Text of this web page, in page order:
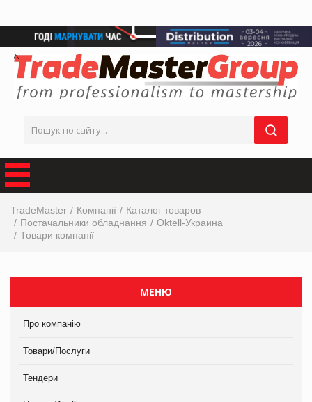
TradeMaster Компанії
Каталог товаров
Постачальники обладнання
Oktell-Украина
Товари компанії
МЕНЮ
Про компанію
Товари/Послуги
Тендери